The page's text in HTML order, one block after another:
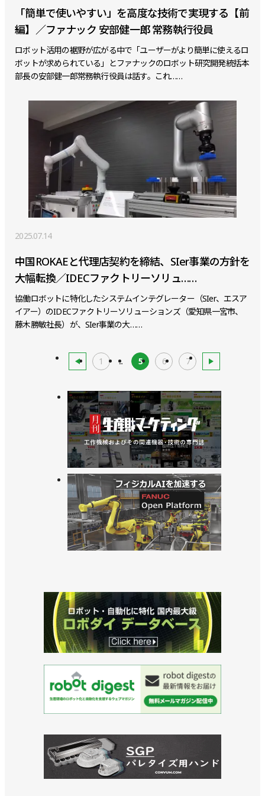
「簡単で使いやすい」を高度な技術で実現する【前
編】／ファナック 安部健一郎 常務執行役員
ロボット活用の裾野が広がる中で「ユーザーがより簡単に使えるロ
ボットが求められている」とファナックのロボット研究開発統括本
部長の安部健一郎常務執行役員は話す。これ……
2025.07.14
中国ROKAEと代理店契約を締結、SIer事業の方針を
大幅転換／IDECファクトリーソリュ……
協働ロボットに特化したシステムインテグレーター（SIer、エスア
イアー）のIDECファクトリーソリューションズ（愛知県一宮市、
藤木勝敏社長）が、SIer事業の大……
1 ... 5 6 7